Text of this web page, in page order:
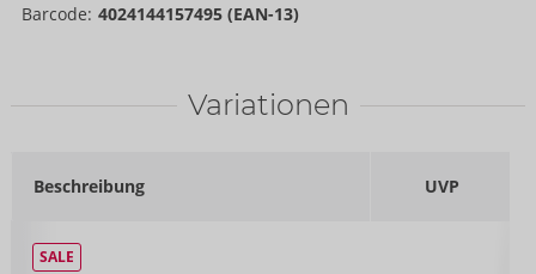
Barcode: 4024144157495 (EAN-13)
Variationen
Beschreibung UVP
SALE